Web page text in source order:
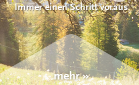
Schritt voraus
mehr »